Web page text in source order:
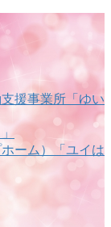
援事業所「ゆい
ーム）「ユイは